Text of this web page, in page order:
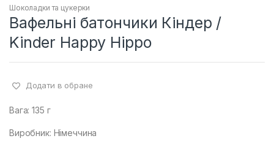
Шоколадки та цукерки
Вафельні батончики Кіндер /
Kinder Happy Hippo
Додати в обране
Вага: 135 г
Виробник: Німеччина